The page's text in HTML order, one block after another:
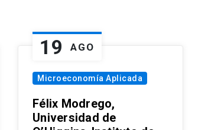
19 AGO
Microeconomía Aplicada
Félix Modrego,
Universidad de